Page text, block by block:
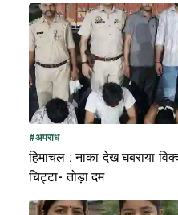
#अपराध
हिमाचल : नाका देख घबराया
चिट्टा- तोड़ा दम